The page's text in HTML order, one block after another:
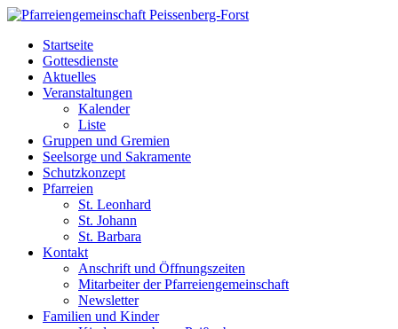
Startseite
Gottesdienste
Aktuelles
Veranstaltungen
Kalender
Liste
Gruppen und Gremien
Seelsorge und Sakramente
Schutzkonzept
Pfarreien
St. Leonhard
St. Johann
St. Barbara
Kontakt
Anschrift und Öffnungszeiten
Mitarbeiter der Pfarreiengemeinschaft
Newsletter
Familien und Kinder